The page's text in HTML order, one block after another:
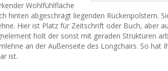
Wohlfühlfläche
hinten abgeschrägt liegenden Rückenpolstern.
Hier ist Platz für Zeitschrift oder Buch, aber
holt der sonst mit geraden Strukturen
an der Außenseite des Longchairs. So hat
ist.